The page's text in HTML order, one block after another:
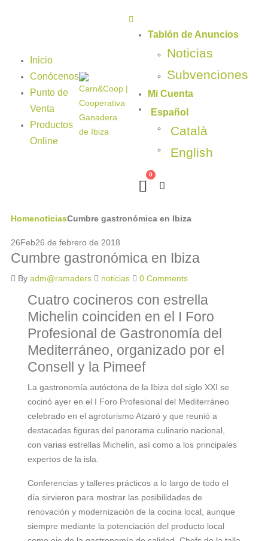
Inicio
Conócenos
Punto de
Venta
Productos
Online
Tablón de Anuncios
Noticias
Subvenciones
Mi Cuenta
Español
Català
English
0
HomenoticiasCumbre gastronómica en Ibiza
26Feb26 de febrero de 2018
Cumbre gastronómica en Ibiza
By adm@ramaders noticias 0 Comments
Cuatro cocineros con estrella
Michelin coinciden en el I Foro
Profesional de Gastronomía del
Mediterráneo, organizado por el
Consell y la Pimeef
La gastronomía autóctona de la Ibiza del siglo XXI se
cocinó ayer en el I Foro Profesional del Mediterráneo
celebrado en el agroturismo Atzaró y que reunió a
destacadas figuras del panorama culinario nacional,
con varias estrellas Michelin, así como a los principales
expertos de la isla.
Conferencias y talleres prácticos a lo largo de todo el
día sirvieron para mostrar las posibilidades de
renovación y modernización de la cocina local, aunque
siempre mediante la potenciación del producto local